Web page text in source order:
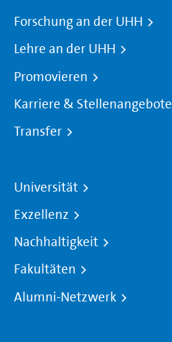
Forschung an der UHH
Lehre an der UHH
Promovieren
Karriere & Stellenangebote
Transfer
Universität
Exzellenz
Nachhaltigkeit
Fakultäten
Alumni-Netzwerk